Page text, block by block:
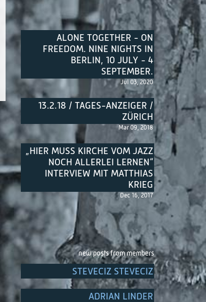
ALONE TOGETHER - ON
FREEDOM. NINE NIGHTS IN
BERLIN, 10 JULY - 4
SEPTEMBER.
Jul 03, 2020
13.2.18 / TAGES-ANZEIGER /
ZÜRICH
Mar 09, 2018
„HIER MUSS KIRCHE VOM JAZZ
NOCH ALLERLEI LERNEN“
INTERVIEW MIT MATTHIAS
KRIEG
Dec 16, 2017
new posts from members
STEVECIZ STEVECIZ
ADRIAN LINDER